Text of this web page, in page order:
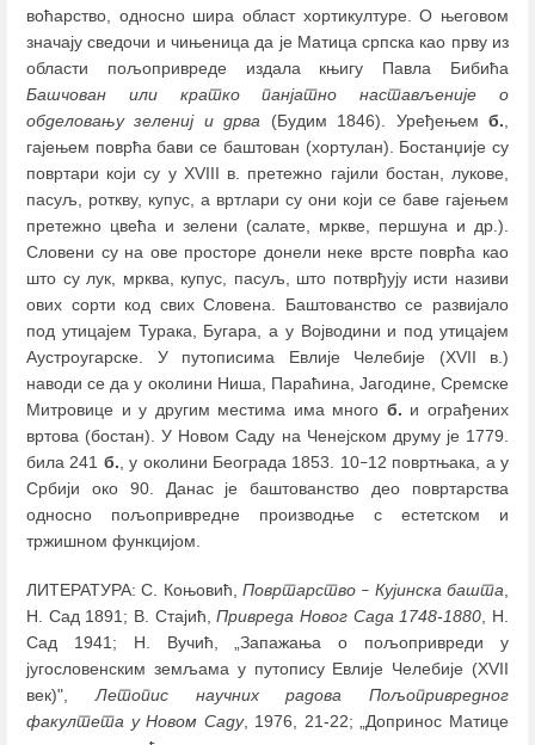
воћарство, односно шира област хортикултуре. О његовом
значају сведочи и чињеница да је Матица српска као прву из
области пољопривреде издала књигу Павла Бибића
Башчован или кратко панјатно настављеније о
обделовању зелениј и дрва (Будим 1846). Уређењемб.
гајењем поврћа бави се баштован (хортулан). Бостанџије су
повртари који су у XVIII в. претежно гајили бостан, лукове,
пасуљ, роткву, купус, а вртлари су они који се баве гајењем
претежно цвећа и зелени (салате, мркве, першуна и др.).
Словени су на ове просторе донели неке врсте поврћа као
што су лук, мрква, купус, пасуљ, што потврђују исти називи
ових сорти код свих Словена. Баштованство се развијало
под утицајем Турака, Бугара, а у Војводини и под утицајем
Аустроугарске. У путописима Евлије Челебије (XVII в.)
наводи се да у околини Ниша, Параћина, Јагодине, Сремске
Митровице и у другим местима има много б. и ограђених
вртова (бостан). У Новом Саду на Ченејском друму је 1779.
била 241 б. , у околини Београда 1853. 10–12 повртњака, а у
Србији око 90. Данас је баштованство део повртарства
односно пољопривредне производње с естетском и
тржишном функцијом.
ЛИТЕРАТУРА: С. Коњовић, Повртарство – Кујинска башта
Н. Сад 1891; В. Стајић,Привреда Новог Сада 1748-1880 , Н.
Сад 1941; Н. Вучић, „Запажања о пољопривреди у
југословенским земљама у путопису Евлије Челебије (XVII
век)", Летопис научних радова Пољопривредног
факултета у Новом Саду, 1976, 21-22; „Допринос Матице